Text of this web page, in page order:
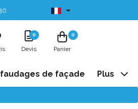
Disponibles de stock
0
Devis
0
Panier
de façade Plus